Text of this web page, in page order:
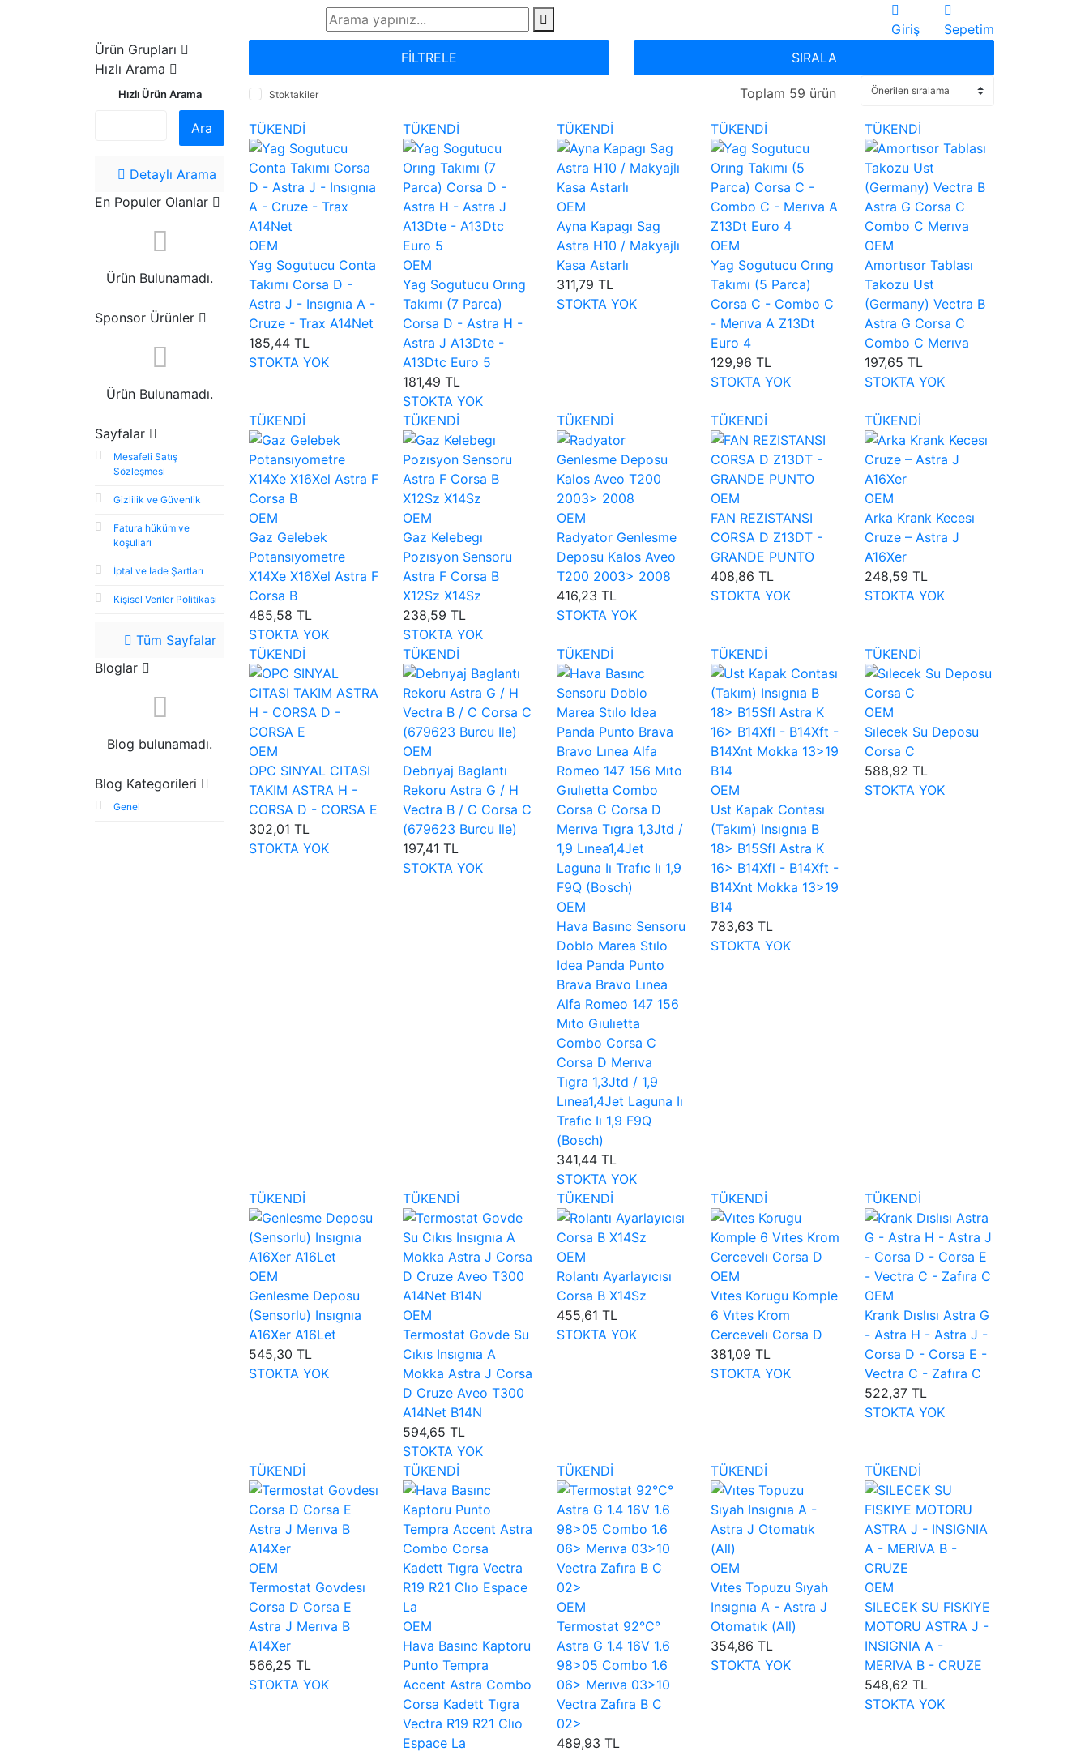
Giriş
Sepetim
Ürün Grupları
Hızlı Arama
Hızlı Ürün Arama
Ara
Detaylı Arama
En Populer Olanlar
Ürün Bulunamadı.
Sponsor Ürünler
Ürün Bulunamadı.
Sayfalar
Mesafeli Satış
Sözleşmesi
Gizlilik ve Güvenlik
Fatura hüküm ve
koşulları
İptal ve İade Şartları
Kişisel Veriler Politikası
Tüm Sayfalar
Bloglar
Blog bulunamadı.
Blog Kategorileri
Genel
FİLTRELE SIRALA
Stoktakiler Toplam 59 ürün
TÜKENDİ
OEM
Yag Sogutucu Conta
Takımı Corsa D -
Astra J - Insıgnıa A -
Cruze - Trax A14Net
185,44 TL
STOKTA YOK
TÜKENDİ
OEM
Yag Sogutucu Orıng
Takımı (7 Parca)
Corsa D - Astra H -
Astra J A13Dte -
A13Dtc Euro 5
181,49 TL
STOKTA YOK
TÜKENDİ
OEM
Ayna Kapagı Sag
Astra H10 / Makyajlı
Kasa Astarlı
311,79 TL
STOKTA YOK
TÜKENDİ
OEM
Yag Sogutucu Orıng
Takımı (5 Parca)
Corsa C - Combo C
- Merıva A Z13Dt
Euro 4
129,96 TL
STOKTA YOK
TÜKENDİ
OEM
Amortısor Tablası
Takozu Ust
(Germany) Vectra B
Astra G Corsa C
Combo C Merıva
197,65 TL
STOKTA YOK
TÜKENDİ
OEM
Gaz Gelebek
Potansıyometre
X14Xe X16Xel Astra F
Corsa B
485,58 TL
STOKTA YOK
TÜKENDİ
OEM
Gaz Kelebegı
Pozısyon Sensoru
Astra F Corsa B
X12Sz X14Sz
238,59 TL
STOKTA YOK
TÜKENDİ
OEM
Radyator Genlesme
Deposu Kalos Aveo
T200 2003> 2008
416,23 TL
STOKTA YOK
TÜKENDİ
OEM
FAN REZISTANSI
CORSA D Z13DT -
GRANDE PUNTO
408,86 TL
STOKTA YOK
TÜKENDİ
OEM
Arka Krank Kecesı
Cruze – Astra J
A16Xer
248,59 TL
STOKTA YOK
TÜKENDİ
OEM
OPC SINYAL CITASI
TAKIM ASTRA H -
CORSA D - CORSA E
302,01 TL
STOKTA YOK
TÜKENDİ
OEM
Debrıyaj Baglantı
Rekoru Astra G / H
Vectra B / C Corsa C
(679623 Burcu Ile)
197,41 TL
STOKTA YOK
TÜKENDİ
OEM
Hava Basınc Sensoru
Doblo Marea Stılo
Idea Panda Punto
Brava Bravo Lınea
Alfa Romeo 147 156
Mıto Gıulıetta
Combo Corsa C
Corsa D Merıva
Tıgra 1,3Jtd / 1,9
Lınea1,4Jet Laguna Iı
Trafıc Iı 1,9 F9Q
(Bosch)
341,44 TL
STOKTA YOK
TÜKENDİ
OEM
Ust Kapak Contası
(Takım) Insıgnıa B
18> B15Sfl Astra K
16> B14Xfl - B14Xft -
B14Xnt Mokka 13>19
B14
783,63 TL
STOKTA YOK
TÜKENDİ
OEM
Sılecek Su Deposu
Corsa C
588,92 TL
STOKTA YOK
TÜKENDİ
OEM
Genlesme Deposu
(Sensorlu) Insıgnıa
A16Xer A16Let
545,30 TL
STOKTA YOK
TÜKENDİ
OEM
Termostat Govde Su
Cıkıs Insıgnıa A
Mokka Astra J Corsa
D Cruze Aveo T300
A14Net B14N
594,65 TL
STOKTA YOK
TÜKENDİ
OEM
Rolantı Ayarlayıcısı
Corsa B X14Sz
455,61 TL
STOKTA YOK
TÜKENDİ
OEM
Vıtes Korugu Komple
6 Vıtes Krom
Cercevelı Corsa D
381,09 TL
STOKTA YOK
TÜKENDİ
OEM
Krank Dıslısı Astra G
- Astra H - Astra J -
Corsa D - Corsa E -
Vectra C - Zafıra C
522,37 TL
STOKTA YOK
TÜKENDİ
OEM
Termostat Govdesı
Corsa D Corsa E
Astra J Merıva B
A14Xer
566,25 TL
STOKTA YOK
TÜKENDİ
OEM
Hava Basınc Kaptoru
Punto Tempra
Accent Astra Combo
Corsa Kadett Tıgra
Vectra R19 R21 Clıo
Espace La
TÜKENDİ
OEM
Termostat 92°C°
Astra G 1.4 16V 1.6
98>05 Combo 1.6
06> Merıva 03>10
Vectra Zafıra B C
02>
489,93 TL
TÜKENDİ
OEM
Vıtes Topuzu Sıyah
Insıgnıa A - Astra J
Otomatık (All)
354,86 TL
STOKTA YOK
TÜKENDİ
OEM
SILECEK SU FISKIYE
MOTORU ASTRA J -
INSIGNIA A -
MERIVA B - CRUZE
548,62 TL
STOKTA YOK